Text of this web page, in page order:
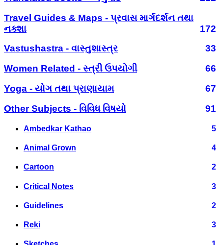
Travel Guides & Maps - પ્રવાસ માર્ગદર્શન તથા
નક્શા
172
Vastushastra - વાસ્તુશાસ્ત્ર
33
Women Related - સ્ત્રી ઉપયોગી
66
Yoga - યોગ તથા પ્રાણાયામ
67
Other Subjects - વિવિધ વિષયો
91
Ambedkar Kathao 5
Animal Grown 4
Cartoon 2
Critical Notes 3
Guidelines 2
Reki 3